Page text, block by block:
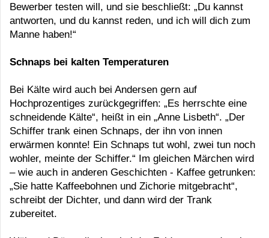
Bewerber testen will, und sie beschließt: „Du kannst
antworten, und du kannst reden, und ich will dich zum
Manne haben!“
Schnaps bei kalten Temperaturen
Bei Kälte wird auch bei Andersen gern auf
Hochprozentiges zurückgegriffen: „Es herrschte eine
schneidende Kälte“, heißt in ein „Anne Lisbeth“. „Der
Schiffer trank einen Schnaps, der ihn von innen
erwärmen konnte! Ein Schnaps tut wohl, zwei tun noch
wohler, meinte der Schiffer.“ Im gleichen Märchen wird
– wie auch in anderen Geschichten - Kaffee getrunken:
„Sie hatte Kaffeebohnen und Zichorie mitgebracht“,
schreibt der Dichter, und dann wird der Trank
zubereitet.